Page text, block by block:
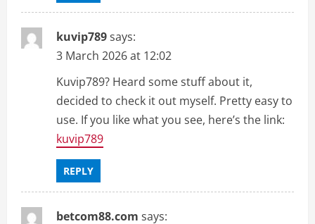
kuvip789says:
3 March 2026 at 12:02
Kuvip789? Heard some stuff about it,
decided to check it out myself. Pretty easy to
use. If you like what you see, here’s the link:
kuvip789
REPLY
betcom88.com says: